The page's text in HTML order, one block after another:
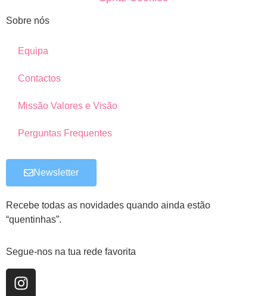
Sobre nós
Equipa
Contactos
Missão Valores e Visão
Perguntas Frequentes
Newsletter
Recebe todas as novidades quando ainda estão
“quentinhas”.
Segue-nos na tua rede favorita